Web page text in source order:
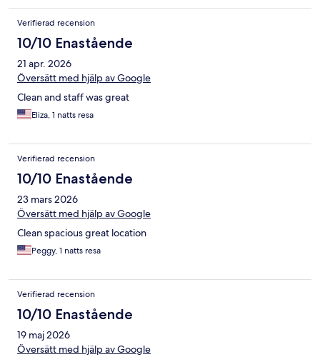
Verifierad recension
10/10 Enastående
21 apr. 2026
Översätt med hjälp av Google
Clean and staff was great
Eliza, 1 natts resa
Verifierad recension
10/10 Enastående
23 mars 2026
Översätt med hjälp av Google
Clean spacious great location
Peggy, 1 natts resa
Verifierad recension
10/10 Enastående
19 maj 2026
Översätt med hjälp av Google